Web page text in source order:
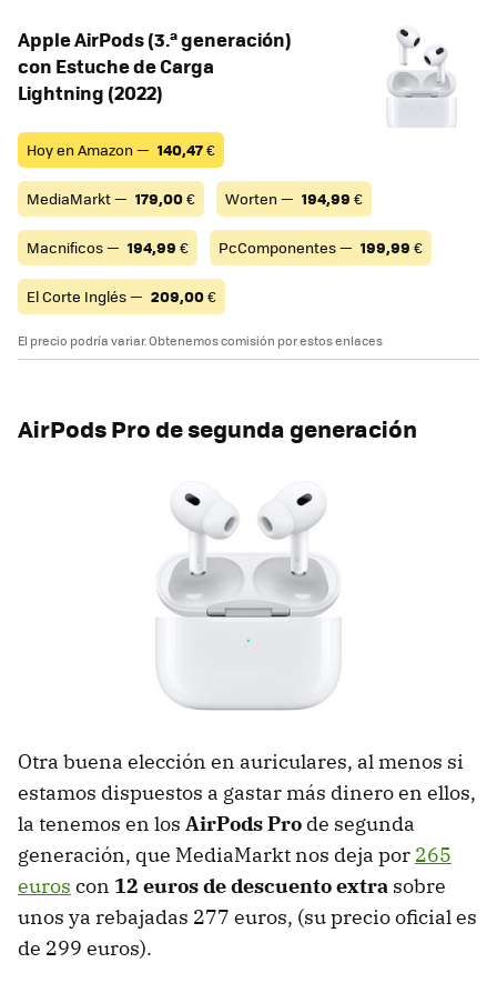
Apple AirPods (3.ª generación)
con Estuche de Carga
Lightning (2022)
Hoy en Amazon — 140,47€
MediaMarkt — 179,00€ Worten — 194,99 €
Macnificos — 194,99 € PcComponentes — 199,99 €
El Corte Inglés — 209,00€
El precio podría variar. Obtenemos comisión por estos enlaces
AirPods Pro de segunda generación
Otra buena elección en auriculares, al menos si
estamos dispuestos a gastar más dinero en ellos,
la tenemos en los AirPods Pro de segunda
generación, que MediaMarkt nos deja por 265
euros con 12 euros de descuento extra sobre
unos ya rebajadas 277 euros, (su precio oficial es
de 299 euros).